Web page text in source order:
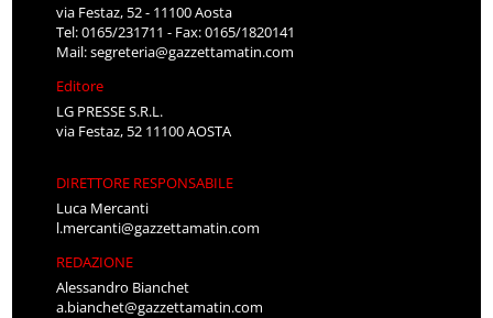
via Festaz, 52 - 11100 Aosta
Tel: 0165/231711 - Fax: 0165/1820141
Mail:segreteria@gazzettamatin.com
Editore
LG PRESSE S.R.L.
via Festaz, 52 11100 AOSTA
DIRETTORE RESPONSABILE
Luca Mercanti
l.mercanti@gazzettamatin.com
REDAZIONE
Alessandro Bianchet
a.bianchet@gazzettamatin.com